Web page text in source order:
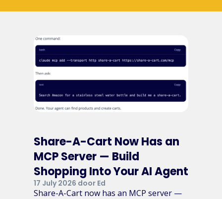
Share-A-Cart Now Has an
MCP Server — Build
Shopping Into Your AI Agent
17 July 2026 door Ed
Share-A-Cart now has an MCP server —